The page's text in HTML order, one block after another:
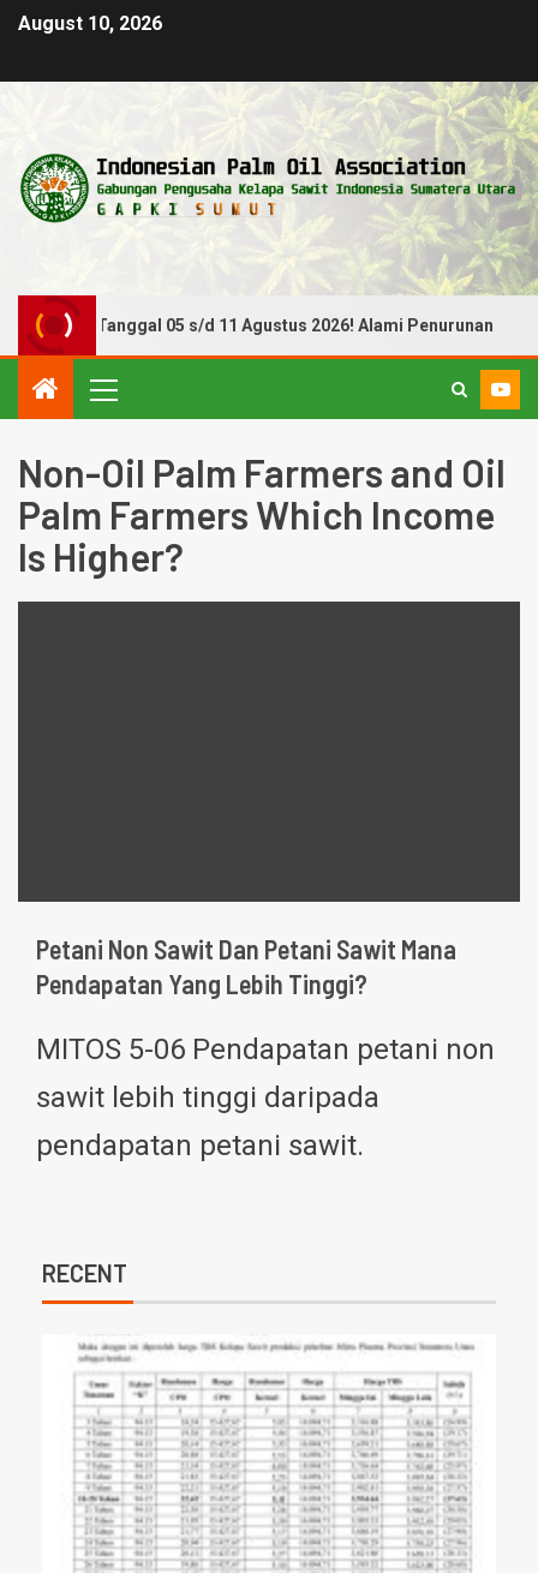
August 10, 2026
Periode Tanggal 05 s/d 11 Agustus 2026! Alami Penurunan
Non-Oil Palm Farmers and Oil
Palm Farmers Which Income
Is Higher?
Petani Non Sawit Dan Petani Sawit Mana
Pendapatan Yang Lebih Tinggi?
MITOS 5-06 Pendapatan petani non
sawit lebih tinggi daripada
pendapatan petani sawit.
RECENT